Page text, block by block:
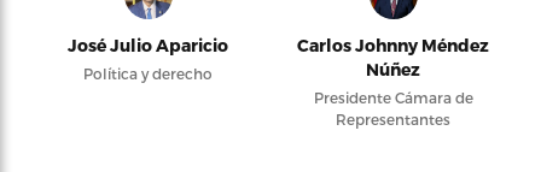
José Julio Aparicio
Política y derecho
Carlos Johnny Méndez
Núñez
Presidente Cámara de
Representantes